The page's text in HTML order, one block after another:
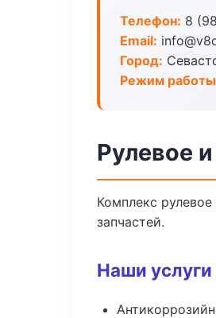
Телефон: 8
Email:
Город:
Режим
Рулевое
Комплекс
запчастей.
Наши услуги